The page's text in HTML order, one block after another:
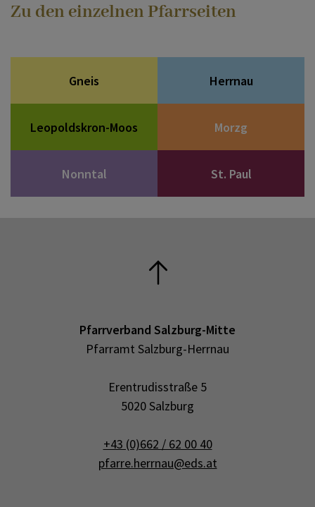
Zu den einzelnen Pfarrseiten
Gneis Herrnau
Leopoldskron-Moos Morzg
Nonntal St. Paul
Pfarrverband Salzburg-Mitte
Pfarramt Salzburg-Herrnau
Erentrudisstraße 5
5020 Salzburg
+43 (0)662 / 62 00 40
pfarre.herrnau@eds.at